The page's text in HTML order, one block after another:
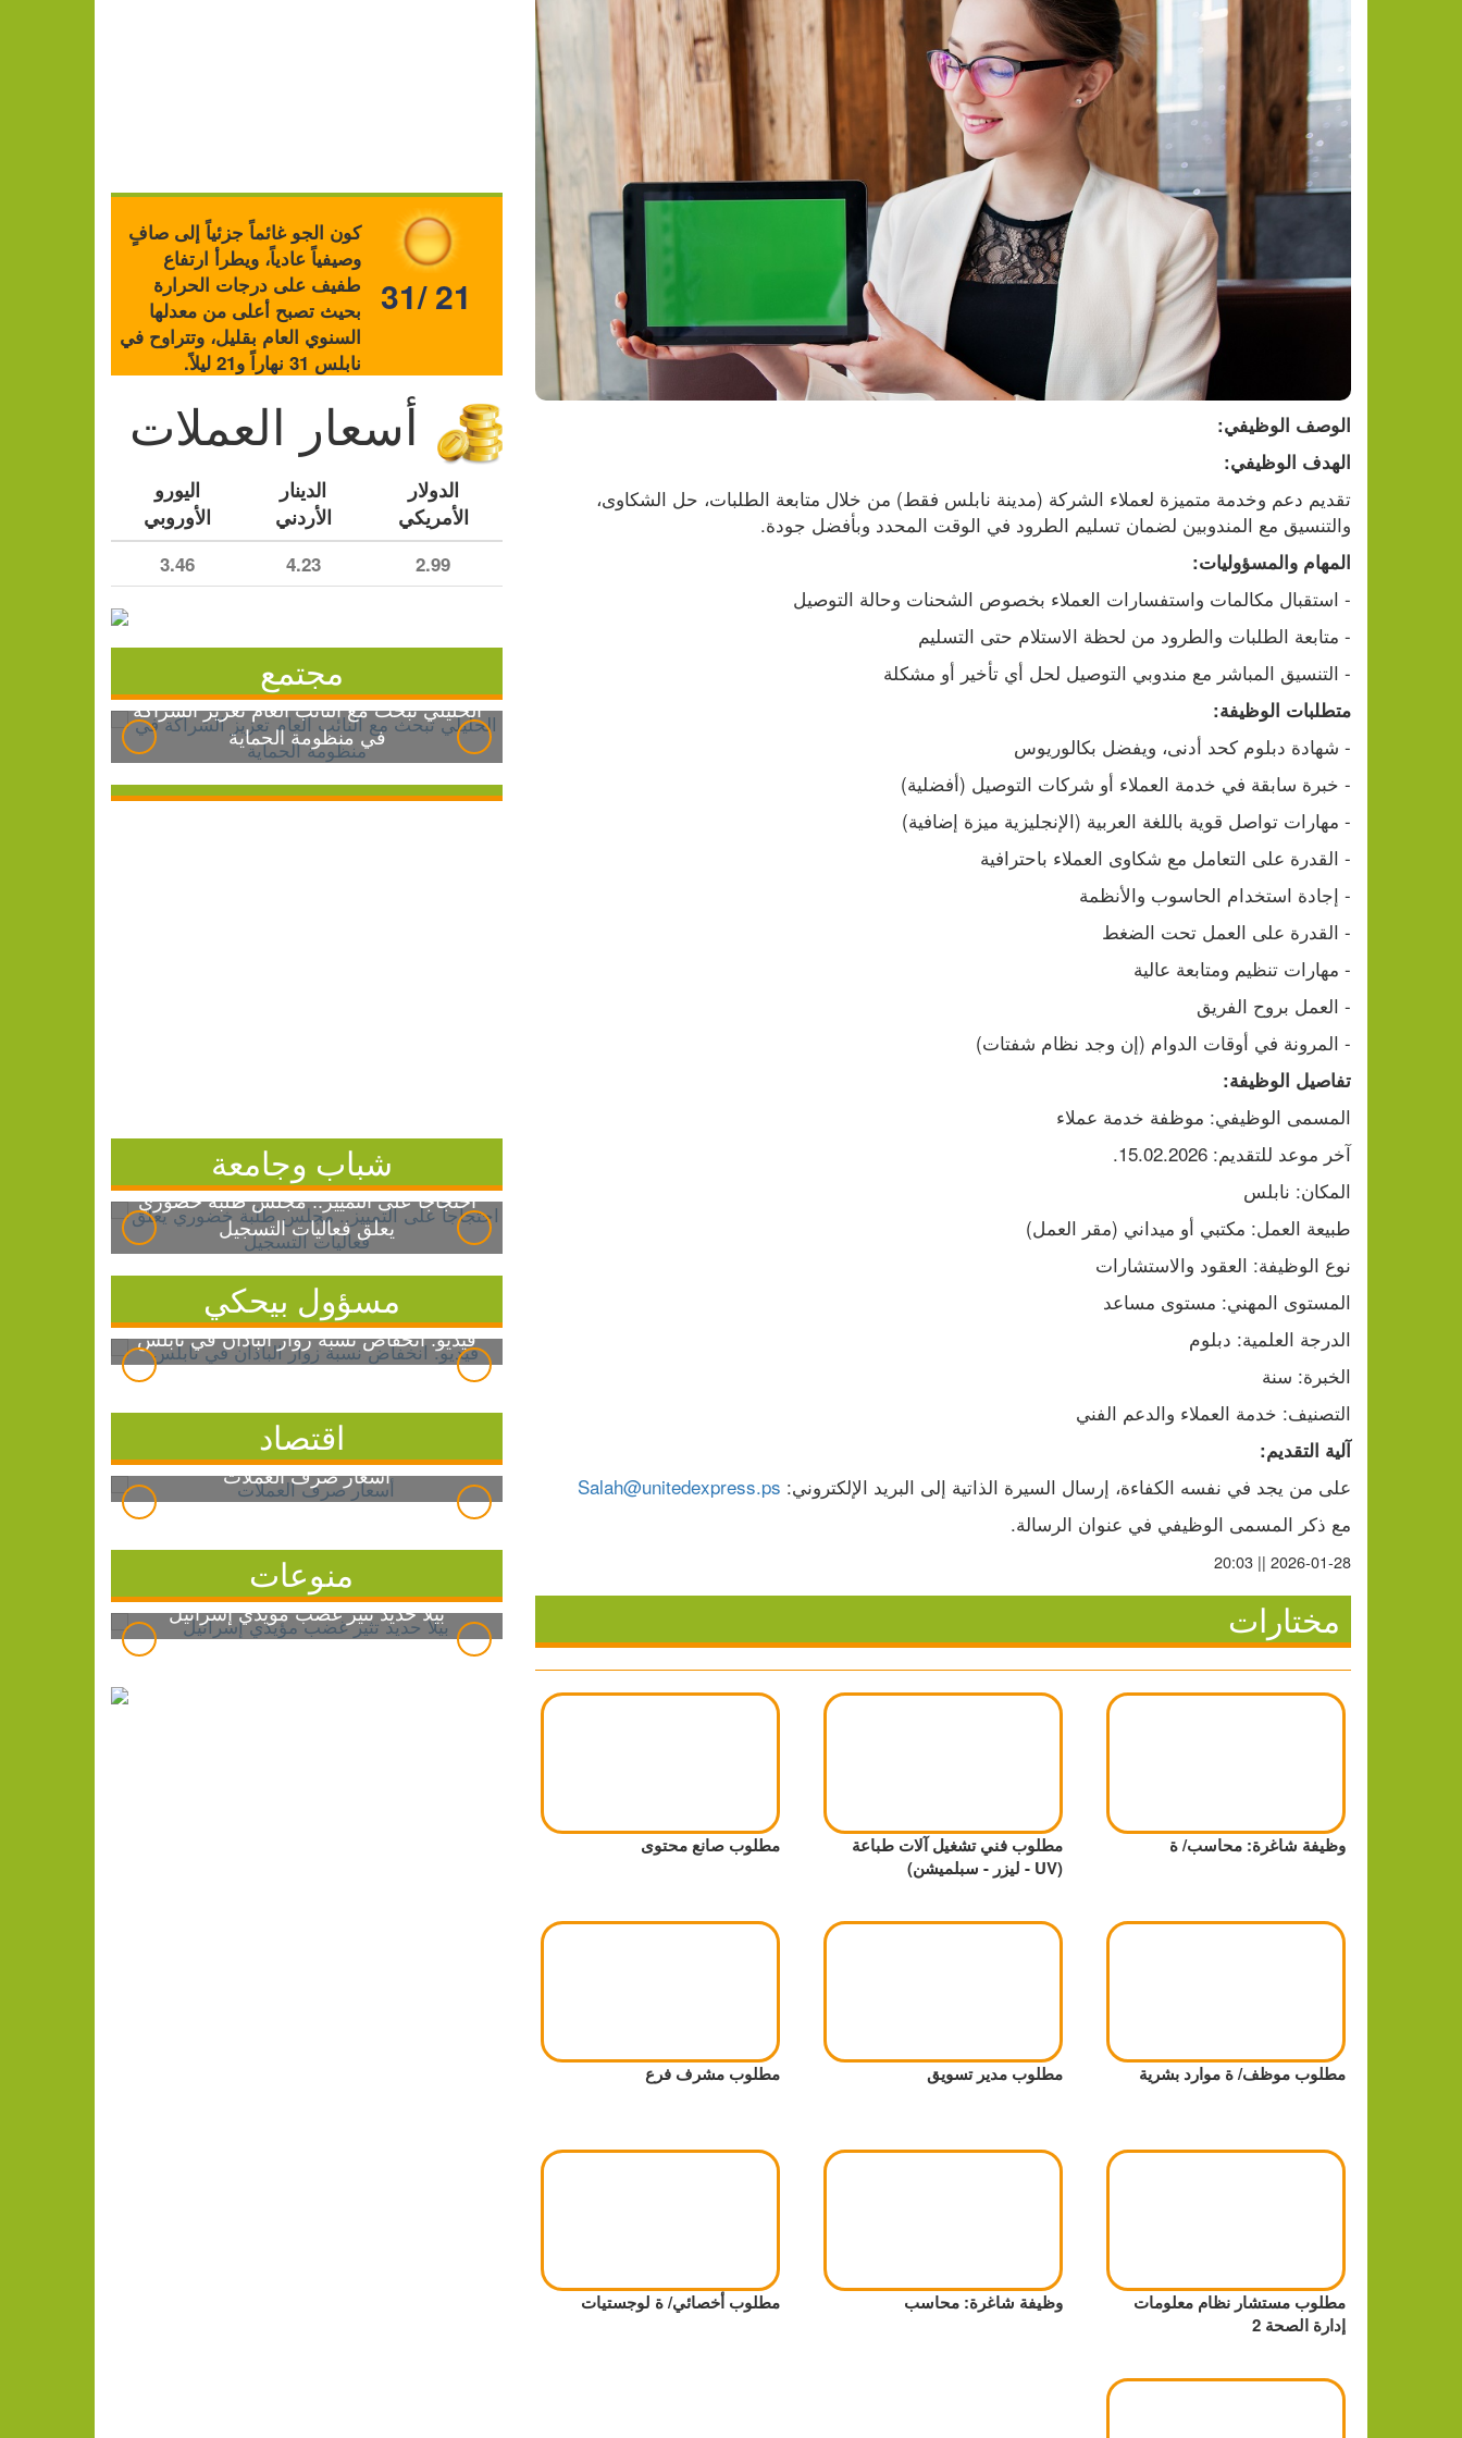
الوصف الوظيفي:
الهدف الوظيفي:
والتنسيق مع المندوبين لضمان تسليم الطرود في الوقت المحدد وبأفضل جودة.
المهام والمسؤوليات:
- استقبال مكالمات واستفسارات العملاء بخصوص الشحنات وحالة التوصيل
- متابعة الطلبات والطرود من لحظة الاستلام حتى التسليم
- التنسيق المباشر مع مندوبي التوصيل لحل أي تأخير أو مشكلة
متطلبات الوظيفة:
- شهادة دبلوم كحد أدنى، ويفضل بكالوريوس
- خبرة سابقة في خدمة العملاء أو شركات التوصيل (أفضلية)
- مهارات تواصل قوية باللغة العربية (الإنجليزية ميزة إضافية)
- القدرة على التعامل مع شكاوى العملاء باحترافية
- إجادة استخدام الحاسوب والأنظمة
- القدرة على العمل تحت الضغط
- مهارات تنظيم ومتابعة عالية
- العمل بروح الفريق
- المرونة في أوقات الدوام (إن وجد نظام شفتات)
تفاصيل الوظيفة:
المسمى الوظيفي: موظفة خدمة عملاء
آخر موعد للتقديم: 15.02.2026.
المكان: نابلس
طبيعة العمل: مكتبي أو ميداني (مقر العمل)
نوع الوظيفة: العقود والاستشارات
المستوى المهني: مستوى مساعد
الدرجة العلمية: دبلوم
الخبرة: سنة
التصنيف: خدمة العملاء والدعم الفني
آلية التقديم:
على من يجد في نفسه الكفاءة، إرسال السيرة الذاتية إلى البريد الإلكتروني: Salah@unitedexpress.ps
مع ذكر المسمى الوظيفي في عنوان الرسالة.
2026-01-28 || 20:03
مختارات
وظيفة شاغرة: محاسب/ ة
مطلوب فني تشغيل آلات طباعة
(UV - ليزر - سبلميشن)
مطلوب صانع محتوى
مطلوب موظف/ ة موارد بشرية مطلوب مدير تسويق مطلوب مشرف فرع
مطلوب مستشار نظام معلومات
إدارة الصحة 2
وظيفة شاغرة: محاسب مطلوب أخصائي/ ة لوجستيات
كون الجو غائماً جزئياً إلى صافٍ
وصيفياً عادياً، ويطرأ ارتفاع
طفيف على درجات الحرارة
بحيث تصبح أعلى من معدلها
السنوي العام بقليل، وتتراوح في
نابلس 31 نهاراً و21 ليلاً.
31/ 21
أسعار العملات
الدولار
الأمريكي
الدينار
الأردني
اليورو
الأوروبي
2.99
4.23
3.46
مجتمع
الخليلي تبحث مع النائب العام تعزيز الشراكة
في منظومة الحماية
شباب وجامعة
احتجاجاً على التمييز.. مجلس طلبة خضوري
يعلق فعاليات التسجيل
مسؤول بيحكي
فيديو: انخفاض نسبة زوار الباذان في نابلس
اقتصاد
أسعار صرف العملات
منوعات
بيلا حديد تثير غضب مؤيدي إسرائيل